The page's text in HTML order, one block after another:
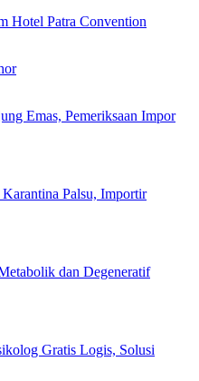
Hotel Patra Convention
Emas, Pemeriksaan Impor
Palsu, Importir
dan Degeneratif
Gratis Logis, Solusi